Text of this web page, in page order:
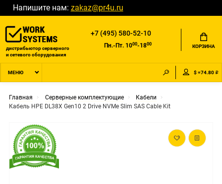
Напишите нам: zakaz@pr4u.ru
дистрибьютор серверного
и сетевого оборудования
+7 (495) 580-52-10
Пн.-Пт. 1000-1800 КОРЗИНА
МЕНЮ $ =74.80 ₽
Главная Серверные комплектующие
Кабели
Кабель HPE DL38X Gen10 2 Drive NVMe Slim SAS Cable Kit